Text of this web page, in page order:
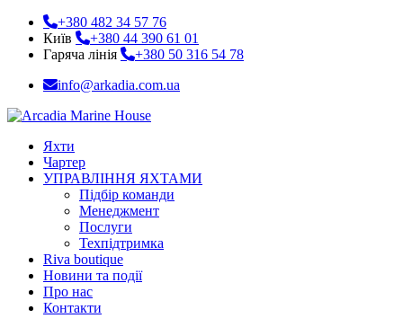
+380 482 34 57 76
Київ
+380 44 390 61 01
Гаряча лінія
+380 50 316 54 78
info@arkadia.com.ua
Яхти
Чартер
УПРАВЛІННЯ ЯХТАМИ
Підбір команди
Менеджмент
Послуги
Техпідтримка
Riva boutique
Новини та події
Про нас
Контакти